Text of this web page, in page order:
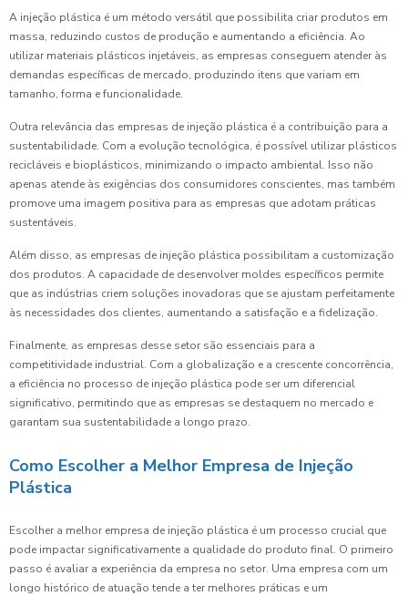
A injeção plástica é um método versátil que possibilita criar produtos em
massa, reduzindo custos de produção e aumentando a eficiência. Ao
utilizar materiais plásticos injetáveis, as empresas conseguem atender às
demandas específicas de mercado, produzindo itens que variam em
tamanho, forma e funcionalidade.
Outra relevância das empresas de injeção plástica é a contribuição para a
sustentabilidade. Com a evolução tecnológica, é possível utilizar plásticos
recicláveis e bioplásticos, minimizando o impacto ambiental. Isso não
apenas atende às exigências dos consumidores conscientes, mas também
promove uma imagem positiva para as empresas que adotam práticas
sustentáveis.
Além disso, as empresas de injeção plástica possibilitam a customização
dos produtos. A capacidade de desenvolver moldes específicos permite
que as indústrias criem soluções inovadoras que se ajustam perfeitamente
às necessidades dos clientes, aumentando a satisfação e a fidelização.
Finalmente, as empresas desse setor são essenciais para a
competitividade industrial. Com a globalização e a crescente concorrência,
a eficiência no processo de injeção plástica pode ser um diferencial
significativo, permitindo que as empresas se destaquem no mercado e
garantam sua sustentabilidade a longo prazo.
Como Escolher a Melhor Empresa de Injeção
Plástica
Escolher a melhor empresa de injeção plástica é um processo crucial que
pode impactar significativamente a qualidade do produto final. O primeiro
passo é avaliar a experiência da empresa no setor. Uma empresa com um
longo histórico de atuação tende a ter melhores práticas e um